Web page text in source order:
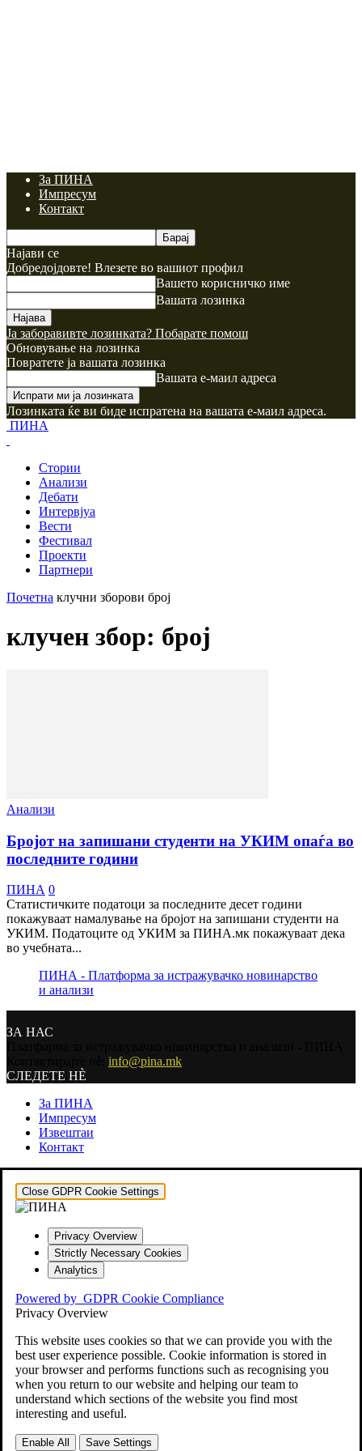
За ПИНА
Импресум
Контакт
Најави се
Добредојдовте! Влезете во вашиот профил
Вашето корисничко име
Вашата лозинка
Ја заборавивте лозинката? Побарате помош
Обновување на лозинка
Повратете ја вашата лозинка
Вашата е-маил адреса
Лозинката ќе ви биде испратена на вашата е-маил адреса.
ПИНА
Стории
Анализи
Дебати
Интервјуа
Вести
Фестивал
Проекти
Партнери
Почетна клучни зборови број
клучен збор: број
Анализи
Бројот на запишани студенти на УКИМ опаѓа во
последните години
ПИНА 0
Статистичките податоци за последните десет години
покажуваат намалување на бројот на запишани студенти на
УКИМ. Податоците од УКИМ за ПИНА.мк покажуваат дека
во учебната...
ПИНА - Платформа за истражувачко новинарство
и анализи
ЗА НАС
info@pina.mk
СЛЕДЕТЕ НЀ
За ПИНА
Импресум
Извештаи
Контакт
Close GDPR Cookie Settings
Privacy Overview
Strictly Necessary Cookies
Analytics
Powered by GDPR Cookie Compliance
Privacy Overview
This website uses cookies so that we can provide you with the
best user experience possible. Cookie information is stored in
your browser and performs functions such as recognising you
when you return to our website and helping our team to
understand which sections of the website you find most
interesting and useful.
Enable All Save Settings